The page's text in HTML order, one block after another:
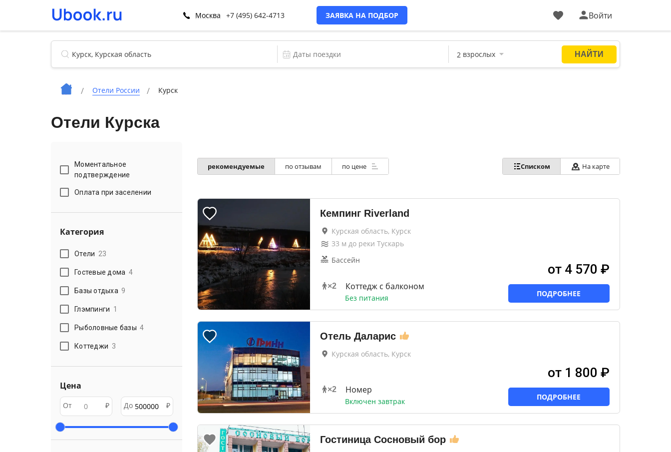
Москва +7 (495) 642-4713 ЗАЯВКА НА ПОДБОР Войти
Отели России Курск
Отели Курска
Моментальное
подтверждение
Оплата при заселении
Категория
Отели 23
Гостевые дома 4
Базы отдыха 9
Глэмпинги 1
Рыболовные базы 4
Коттеджи 3
Цена
От ₽ До ₽
рекомендуемые по отзывам по цене Списком На карте
Кемпинг Riverland
Курская область, Курск
33 м до реки Тускарь
Бассейн
×2 Коттедж с балконом
Без питания
от 4 570 ₽
ПОДРОБНЕЕ
Отель Даларис
Курская область, Курск
×2 Номер
Включен завтрак
от 1 800 ₽
ПОДРОБНЕЕ
Гостиница Сосновый бор